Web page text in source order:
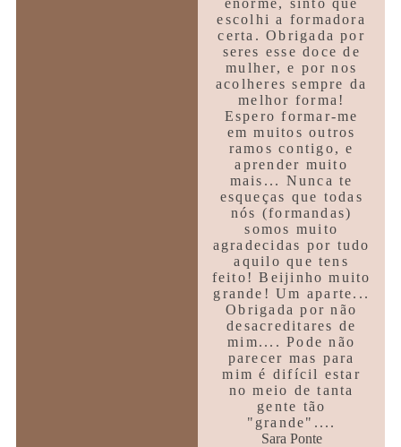
escolhi a formadora
certa. Obrigada por
seres esse doce de
mulher, e por nos
acolheres sempre da
melhor forma!
Espero formar-me
em muitos outros
ramos contigo, e
aprender muito
mais... Nunca te
esqueças que todas
nós (formandas)
somos muito
agradecidas por tudo
aquilo que tens
feito! Beijinho muito
grande! Um aparte...
Obrigada por não
desacreditares de
mim.... Pode não
parecer mas para
mim é difícil estar
no meio de tanta
gente tão
"grande"....
Sara Ponte